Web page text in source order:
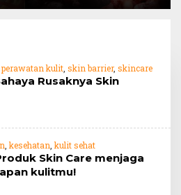
,perawatan kulit skin barrier, skincare
Rusaknya Skin
kesehatan kulit sehat
Skin Care menjaga
kulitmu!